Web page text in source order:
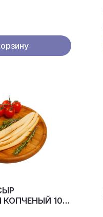
КОПЧЕНЫЙ 100